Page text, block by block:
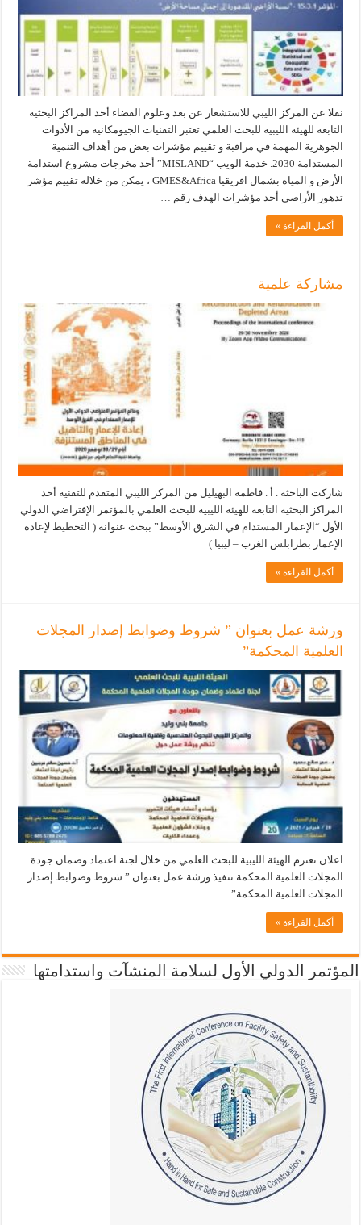
نقلا عن المركز الليبي للاستشعار عن بعد وعلوم الفضاء أحد المراكز البحثية
التابعة للهيئة الليبية للبحث العلمي تعتبر التقنيات الجيومكانية من الأدوات
الجوهرية المهمة في مراقبة و تقييم مؤشرات بعض من أهداف التنمية
المستدامة 2030. خدمة الويب “MISLAND” أحد مخرجات مشروع استدامة
الأرض و المياه بشمال افريقيا GMES&Africa ، يمكن من خلاله تقييم مؤشر
تدهور الأراضي أحد مؤشرات الهدف رقم …
أكمل القراءة »
مشاركة علمية
شاركت الباحثة . أ . فاطمة البهيليل من المركز الليبي المتقدم للتقنية أحد
المراكز البحثية التابعة للهيئة الليبية للبحث العلمي بالمؤتمر الإفتراضي الدولي
الأول “الإعمار المستدام في الشرق الأوسط” ببحث عنوانه ( التخطيط لإعادة
الإعمار بطرابلس الغرب – ليبيا )
أكمل القراءة »
ورشة عمل بعنوان ” شروط وضوابط إصدار المجلات
العلمية المحكمة”
اعلان تعتزم الهيئة الليبية للبحث العلمي من خلال لجنة اعتماد وضمان جودة
المجلات العلمية المحكمة تنفيذ ورشة عمل بعنوان ” شروط وضوابط إصدار
المجلات العلمية المحكمة”
أكمل القراءة »
المؤتمر الدولي الأول لسلامة المنشآت واستدامتها